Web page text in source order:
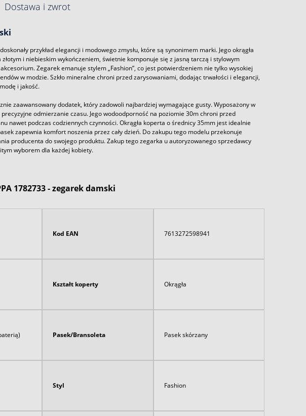
Dostawa i zwrot
przykład elegancji i modowego zmysłu, które są synonimem marki. Jego okrągła
i niebieskim wykończeniem, świetnie komponuje się z jasną tarczą i stylowym
Zegarek emanuje stylem „Fashion”, co jest potwierdzeniem nie tylko wysokiej
w modzie. Szkło mineralne chroni przed zarysowaniami, dodając trwałości i elegancji,
i jakość.
zaawansowany dodatek, który zadowoli najbardziej wymagające gusty. Wyposażony w
odmierzanie czasu. Jego wodoodporność na poziomie 30m chroni przed
nawet podczas codziennych czynności. Okrągła koperta o średnicy 35mm jest idealnie
zapewnia komfort noszenia przez cały dzień. Do zakupu tego modelu przekonuje
producenta do swojego produktu. Zakup tego zegarka u autoryzowanego sprzedawcy
wyborem dla każdej kobiety.
1782733 - zegarek damski
Kod EAN 7613272598941
Kształt koperty Okrągła
Pasek/Bransoleta Pasek skórzany
Styl Fashion